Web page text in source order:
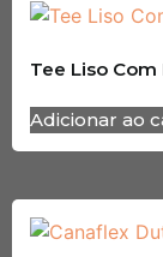
Tee Liso
Adicionar ao